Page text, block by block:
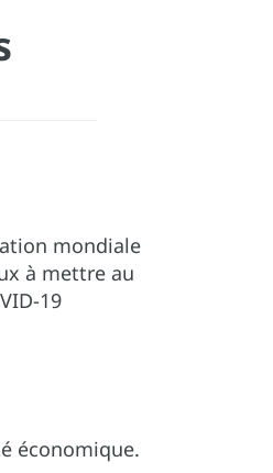
mondiale
à mettre au
19
économique.